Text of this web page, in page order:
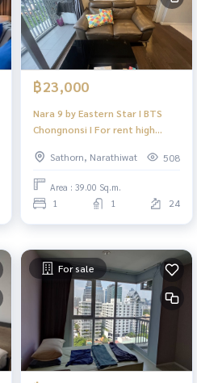
฿23,000
Nara 9 by Eastern Star I BTS
Chongnonsi I For rent high
Sathorn, Narathiwat
508
Area : 39.00 Sq.m.
1 1 24
For sale